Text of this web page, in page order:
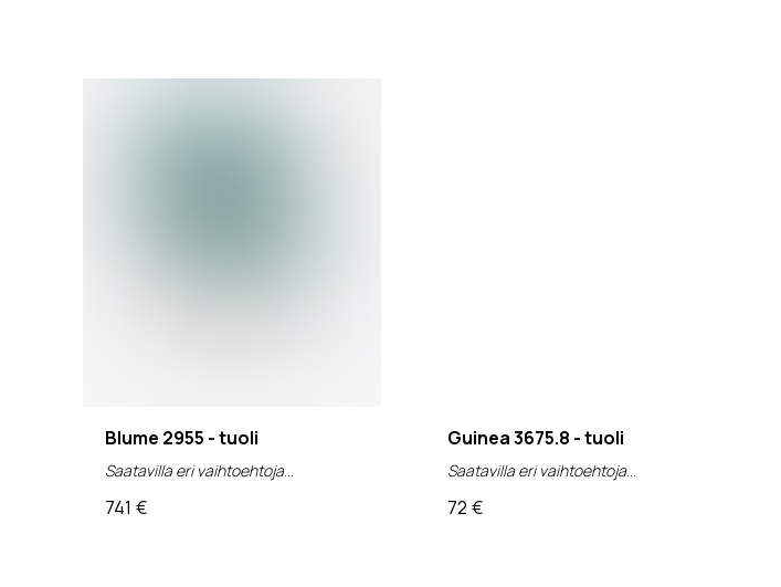
Blume 2955 - tuoli
Saatavilla eri vaihtoehtoja
(alv 0%)
741 €
Guinea 3675.8 - tuoli
Saatavilla eri vaihtoehtoja
(alv 0%)
72 €